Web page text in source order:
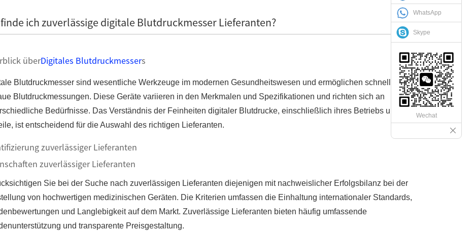
ich zuverlässige digitale Blutdruckmesser Lieferanten?
überDigitales Blutdruckmessers
Blutdruckmesser sind wesentliche Werkzeuge im modernen Gesundheitswesen und ermöglichen schnelle und
Blutdruckmessungen. Diese Geräte variieren in den Merkmalen und Spezifikationen und richten sich an
Bedürfnisse. Das Verständnis der Feinheiten digitaler Blutdrucke, einschließlich ihres Betriebs und ihrer
ist entscheidend für die Auswahl des richtigen Lieferanten.
zuverlässiger Lieferanten
zuverlässiger Lieferanten
Sie bei der Suche nach zuverlässigen Lieferanten diejenigen mit nachweislicher Erfolgsbilanz bei der
von hochwertigen medizinischen Geräten. Die Kriterien umfassen die Einhaltung internationaler Standards,
und Langlebigkeit auf dem Markt. Zuverlässige Lieferanten bieten häufig umfassende
und transparente Preisgestaltung.
WhatsApp
Skype
Wechat